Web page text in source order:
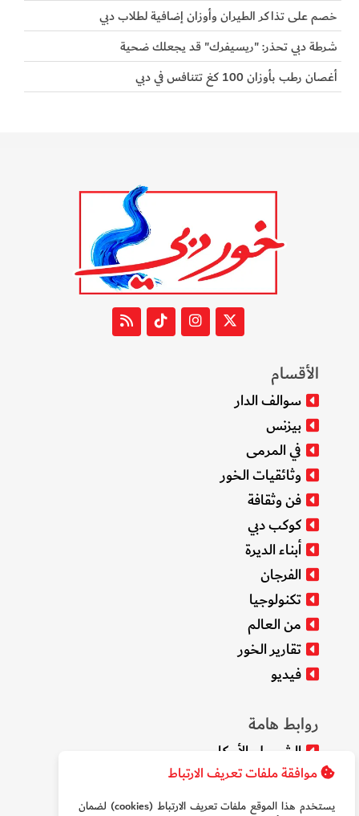
خصم على تذاكر الطيران وأوزان إضافية لطلاب دبي
شرطة دبي تحذر: "ريسيفرك" قد يجعلك ضحية
أغصان رطب بأوزان 100 كغ تتنافس في دبي
موافقة ملفات تعريف الارتباط
يستخدم هذا الموقع ملفات تعريف الارتباط (cookies) لضمان
الأقسام
سوالف الدار
بيزنس
في المرمى
وثائقيات الخور
فن وثقافة
كوكب دبي
أبناء الديرة
الفرجان
تكنولوجيا
من العالم
تقارير الخور
فيديو
روابط هامة
الشروط والأحكام
سياسة الخصوصية
من نحن